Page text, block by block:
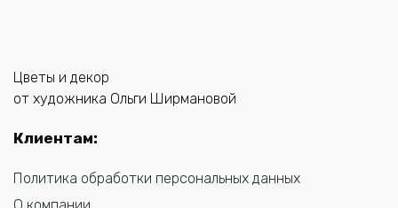
Цветы и декор
от художника Ольги Ширмановой
Клиентам:
Политика обработки персональных данных